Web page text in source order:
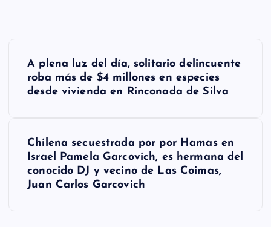
A plena luz del día, solitario delincuente
roba más de $4 millones en especies
desde vivienda en Rinconada de Silva
Chilena secuestrada por por Hamas en
Israel Pamela Garcovich, es hermana del
conocido DJ y vecino de Las Coimas,
Juan Carlos Garcovich